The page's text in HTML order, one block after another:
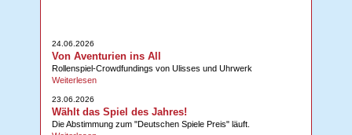
24.06.2026
Von Aventurien ins All
Rollenspiel-Crowdfundings von Ulisses und Uhrwerk
Weiterlesen
23.06.2026
Wählt das Spiel des Jahres!
Die Abstimmung zum "Deutschen Spiele Preis" läuft.